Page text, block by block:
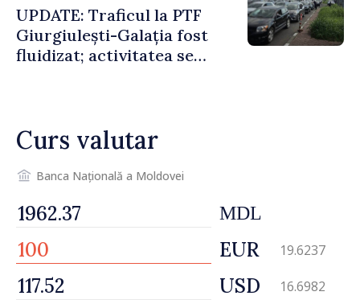
UPDATE: Traficul la PTF
Giurgiulești-Galația fost
fluidizat; activitatea se
Curs valutar
Banca Națională a Moldovei
MDL
EUR 19.6237
USD 16.6982